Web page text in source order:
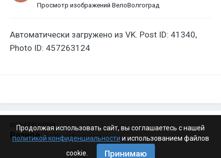
Просмотр изображений ВелоВолгоград
Автоматически загружено из VK. Post ID: 41340,
Photo ID: 457263124
ИЗ КАТЕГОРИИ:
Разное · 4 199 изображений
Продолжая использовать сайт, вы соглашаетесь с нашей
политикой конфиденциальности и использованием файлов
cookie.
Принимаю